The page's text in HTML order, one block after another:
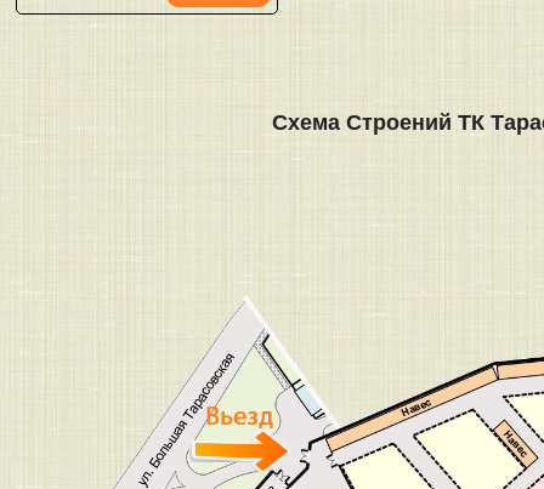
Схема Строений ТК